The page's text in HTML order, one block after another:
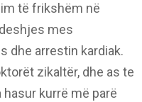
të frikshëm në
mes
dhe arrestin kardiak.
zikaltër, dhe as te
kurrë më parë